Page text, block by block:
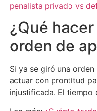
penalista privado vs
¿Qué
orden de
Si ya se giró una
actuar con prontitud
injustificada. El tiempo